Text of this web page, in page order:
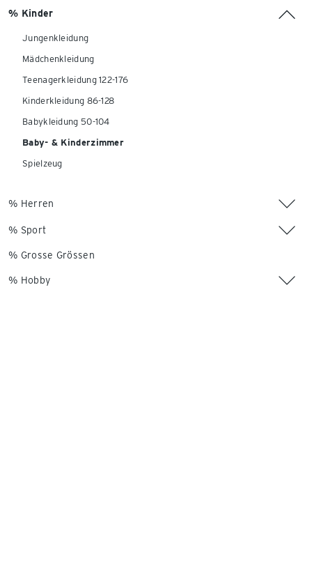
% Kinder
Jungenkleidung
Mädchenkleidung
Teenagerkleidung 122-176
Kinderkleidung 86-128
Babykleidung 50-104
Baby- & Kinderzimmer
Spielzeug
% Herren
% Sport
% Grosse Grössen
% Hobby